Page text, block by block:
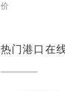
价
热门港口在